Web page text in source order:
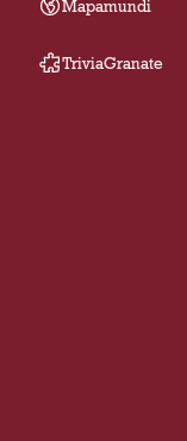
Mapamundi
TriviaGranate